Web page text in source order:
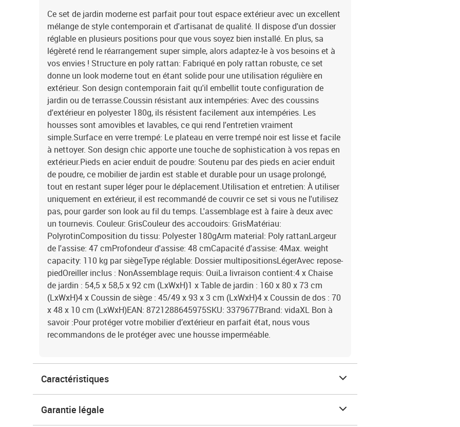
Ce set de jardin moderne est parfait pour tout espace extérieur avec un excellent
mélange de style contemporain et d'artisanat de qualité. Il dispose d'un dossier
réglable en plusieurs positions pour que vous soyez bien installé. En plus, sa
légèreté rend le réarrangement super simple, alors adaptez-le à vos besoins et à
vos envies ! Structure en poly rattan: Fabriqué en poly rattan robuste, ce set
donne un look moderne tout en étant solide pour une utilisation régulière en
extérieur. Son design contemporain fait qu'il embellit toute configuration de
jardin ou de terrasse.Coussin résistant aux intempéries: Avec des coussins
d'extérieur en polyester 180g, ils résistent facilement aux intempéries. Les
housses sont amovibles et lavables, ce qui rend l'entretien vraiment
simple.Surface en verre trempé: Le plateau en verre trempé noir est lisse et facile
à nettoyer. Son design chic apporte une touche de sophistication à vos repas en
extérieur.Pieds en acier enduit de poudre: Soutenu par des pieds en acier enduit
de poudre, ce mobilier de jardin est stable et durable pour un usage prolongé,
tout en restant super léger pour le déplacement.Utilisation et entretien: À utiliser
uniquement en extérieur, il est recommandé de couvrir ce set si vous ne l'utilisez
pas, pour garder son look au fil du temps. L'assemblage est à faire à deux avec
un tournevis. Couleur: GrisCouleur des accoudoirs: GrisMatériau:
PolyrotinComposition du tissu: Polyester 180gArm material: Poly rattanLargeur
de l'assise: 47 cmProfondeur d'assise: 48 cmCapacité d'assise: 4Max. weight
capacity: 110 kg par siègeType réglable: Dossier multipositionsLégerAvec repose-
piedOreiller inclus : NonAssemblage requis: OuiLa livraison contient:4 x Chaise
de jardin : 54,5 x 58,5 x 92 cm (LxWxH)1 x Table de jardin : 160 x 80 x 73 cm
(LxWxH)4 x Coussin de siège : 45/49 x 93 x 3 cm (LxWxH)4 x Coussin de dos : 70
x 48 x 10 cm (LxWxH)EAN: 8721288645975SKU: 3379677Brand: vidaXL Bon à
savoir :Pour protéger votre mobilier d’extérieur en parfait état, nous vous
recommandons de le protéger avec une housse imperméable.
Caractéristiques
Garantie légale